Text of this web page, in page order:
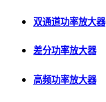
双通道功率放大器
差分功率放大器
高频功率放大器